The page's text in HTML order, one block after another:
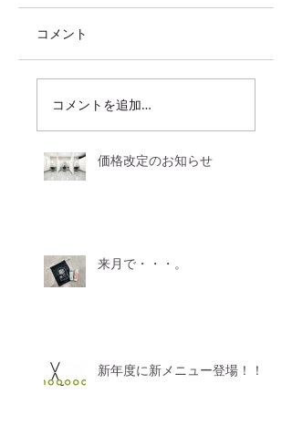
コメント
コメントを追加…
価格改定のお知らせ
来月で・・・。
新年度に新メニュー登場！！